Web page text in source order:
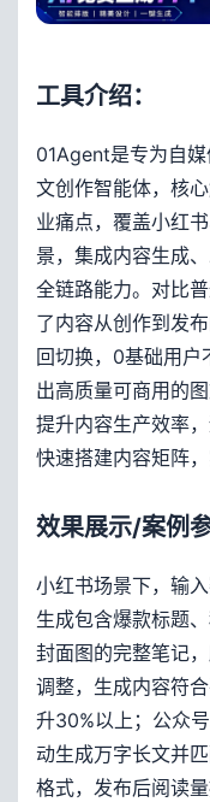
工具介绍：
01Agent是专为自
文创作智能体，核
业痛点，覆盖小红
景，集成内容生成
全链路能力。对比
了内容从创作到发
回切换，0基础用户
出高质量可商用的
提升内容生产效率
快速搭建内容矩阵，
效果展示/案例参
小红书场景下，输
生成包含爆款标题
封面图的完整笔记
调整，生成内容符
升30%以上；公众
动生成万字长文并
格式，发布后阅读